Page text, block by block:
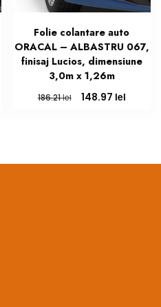
Folie colantare auto
ORACAL – ALBASTRU 067,
finisaj Lucios, dimensiune
3,0m x 1,26m
186.21lei
Prețul
148.97 leiPrețul